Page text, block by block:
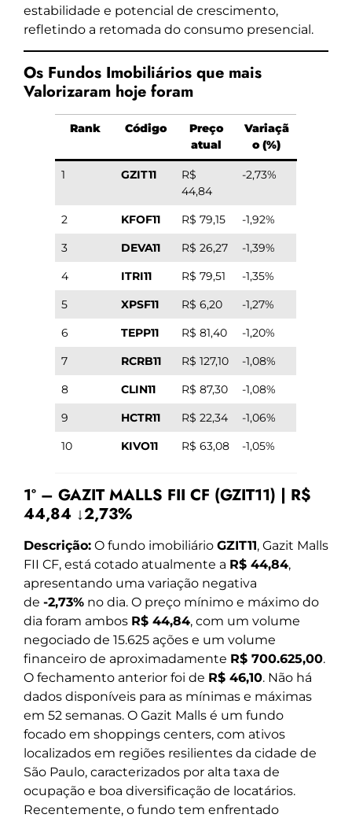
estabilidade e potencial de crescimento,
refletindo a retomada do consumo presencial.
Os Fundos Imobiliários que mais
Valorizaram hoje foram
Rank Código
Preço
atual
Variaçã
o (%)
1 GZIT11
R$
44,84
-2,73%
2 KFOF11 R$ 79,15
-1,92%
3
DEVA11 R$ 26,27
-1,39%
4
ITRI11 R$ 79,51
-1,35%
5
XPSF11 R$ 6,20
-1,27%
6
TEPP11 R$ 81,40
-1,20%
7
RCRB11 R$ 127,10
-1,08%
8
CLIN11 R$ 87,30
-1,08%
9
HCTR11 R$ 22,34
-1,06%
10
KIVO11 R$ 63,08 -1,05%
1º – GAZIT MALLS FII CF (GZIT11) | R$
44,84 ↓2,73%
Descrição: O fundo imobiliário GZIT11, Gazit Malls
FII CF, está cotado atualmente a R$ 44,84,
apresentando uma variação negativa
de -2,73% no dia. O preço mínimo e máximo do
dia foram ambos R$ 44,84, com um volume
negociado de 15.625 ações e um volume
financeiro de aproximadamente R$ 700.625,00.
O fechamento anterior foi de R$ 46,10. Não há
dados disponíveis para as mínimas e máximas
em 52 semanas. O Gazit Malls é um fundo
focado em shoppings centers, com ativos
localizados em regiões resilientes da cidade de
São Paulo, caracterizados por alta taxa de
ocupação e boa diversificação de locatários.
Recentemente, o fundo tem enfrentado